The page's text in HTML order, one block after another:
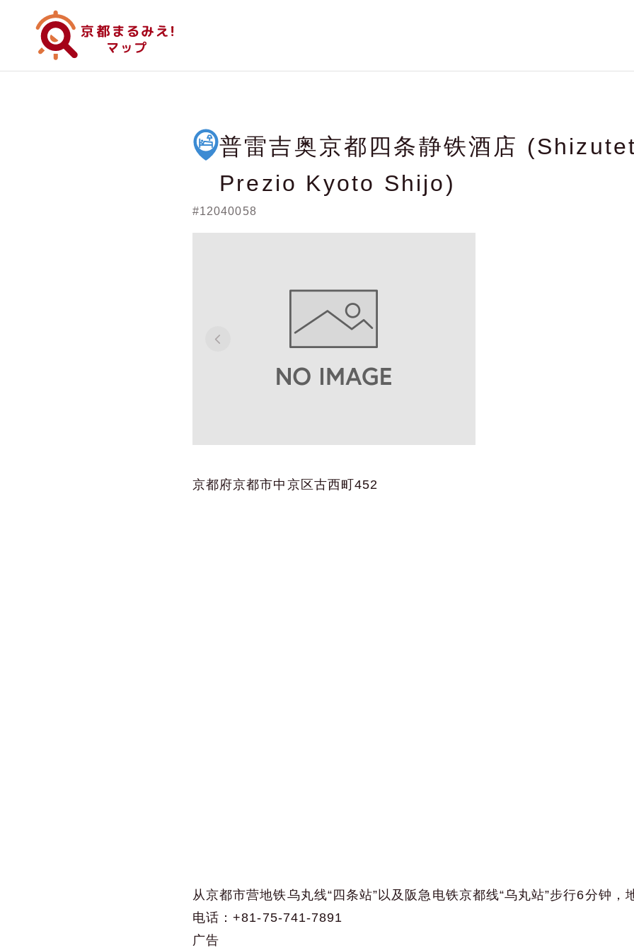
普雷吉奥京都四条静铁酒店
Prezio Kyoto Shijo)
#12040058
京都府京都市中京区古西町452
从京都市营地铁乌丸线“四条站”以及阪急电铁京都线“乌丸站”步行6分钟，
电话：+81-75-741-7891
广告